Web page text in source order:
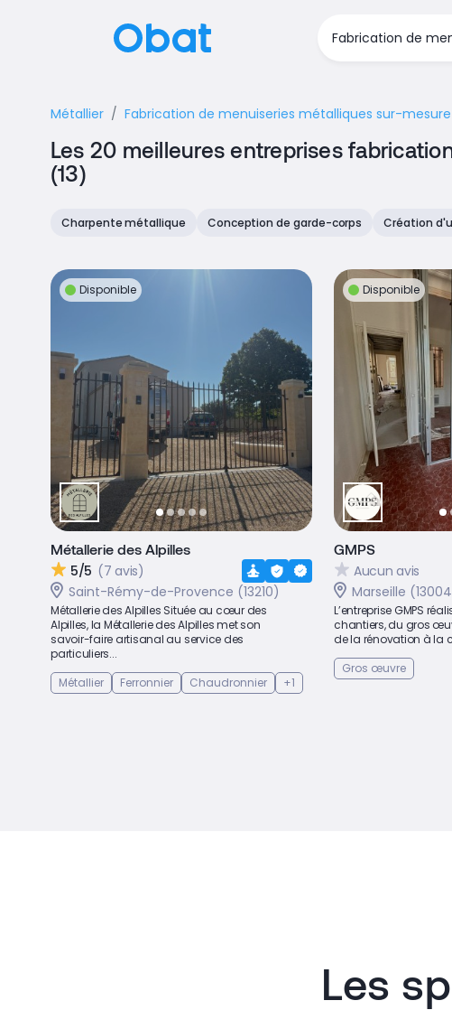
Métallier Fabrication de menuiseries métalliques sur-mesure
Les 20 meilleures entreprises
(13)
Charpente métallique Conception de garde-corps Création
Disponible
Métallerie des Alpilles
5/5 (7 avis)
Saint-Rémy-de-Provence (13210)
Métallerie des Alpilles Située au cœur des
Alpilles, la Métallerie des Alpilles met son
savoir-faire artisanal au service des
particuliers...
Métallier
Ferronnier Chaudronnier +1
Disponible
GMPS
Aucun avis
Marseille
L’entreprise GMPS
chantiers, du gros
de la rénovation à la
Gros œuvre
Les